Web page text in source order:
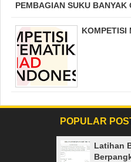
PEMBAGIAN SUKU
KOMPETISI
POPULAR
Latihan